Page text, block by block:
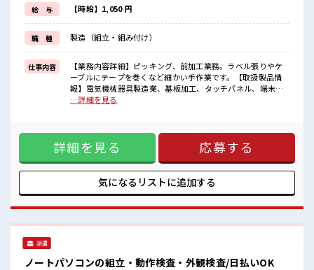
制服があるので、
毎日の服装の悩み解消♪
≪未経験の方も大カンゲイ≫
新しいことにチャレンジするのは不安だけど、
しっかり働く環境が整っています！
イチからスキルUP・ステップUP目指していきましょう！
≪自分に合った期間で働ける≫
福利厚生が整った派遣のお仕事です！
応募お待ちしております！
残業も1日1H程度あるので給料の上乗せも期待できそう！
給 与 【時給】1,050 円
職 種 製造（組立・組み付け）
仕事内容
【業務内容詳細】ピッキング、前加工業務。ラベル張りやケ
ーブルにテープを巻くなど細かい手作業です。【取扱製品情
報】電気機械器具製造業、基板加工、タッチパネル、端末等
の組立及び検査、ドットプリンター・ラベルプリンターの製
の応募もOKですよ！ ≪ちょっとの残業で収入アップ≫ 残業
は月20時間未満で、 ほどよく稼げます♪ ≪完全週休二日制≫
週末は家族や友人と一緒にプライベート満喫！ ≪機能的な制
服アリ≫ 制服があるので、 毎日の服装の悩み解消♪ ≪未経験
の方も大カンゲイ≫ 新しいことにチャレンジするのは不安だ
けど、 しっかり働く環境が整っています！ イチからスキル
間で働ける≫ 福利厚生が整った派遣のお仕事です！ ■職場の
雰囲気 女性が多い職場ですが男女は問いません！ 応募お待ち
…詳細を見る
詳細を見る 応募する
気になるリストに追加する
派遣
ノートパソコンの組立・動作検査・外観検査/日払いOK